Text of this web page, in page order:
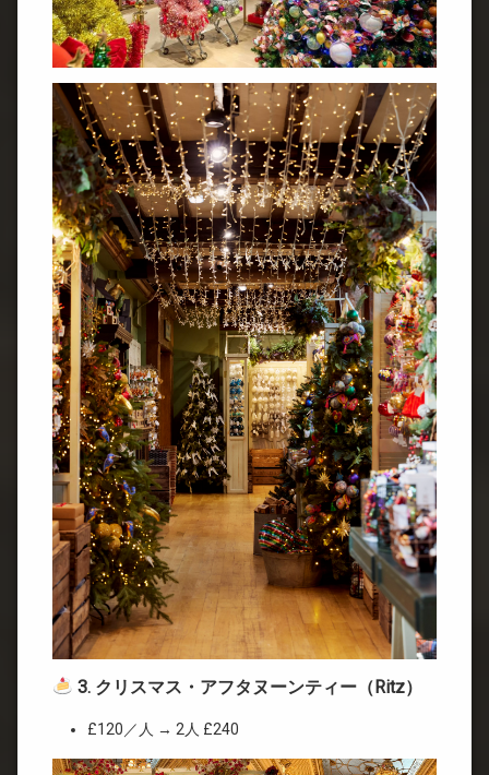
3. クリスマス・アフタヌーンティー（Ritz）
£120／人 → 2人 £240